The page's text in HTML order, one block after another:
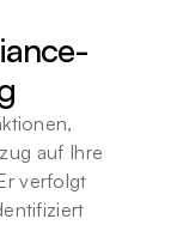
auf Ihre
verfolgt